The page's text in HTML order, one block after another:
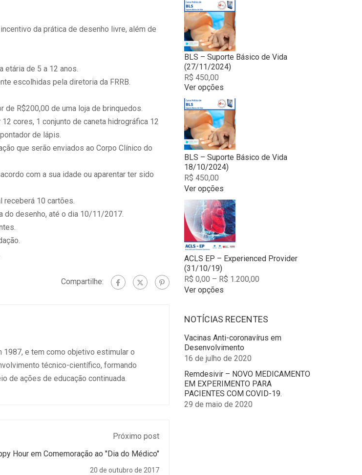
da prática de desenho livre, além de
etária de 5 a 12 anos.
escolhidas pela diretoria da FRRB.
de R$200,00 de uma loja de brinquedos.
cores, 1 conjunto de caneta hidrográfica 12
de lápis.
que serão enviados ao Corpo Clínico do
com a sua idade ou aparentar ter sido
receberá 10 cartões.
do desenho, até o dia 10/11/2017.
Compartilhe:
1987, e tem como objetivo estimular o
técnico-científico, formando
de ações de educação continuada.
Próximo post
Hour em Comemoração ao "Dia do Médico"
20 de outubro de 2017
BLS – Suporte Básico de Vida
(27/11/2024)
R$ 450,00
Ver opções
This
product
has
multiple
variants.
The
options
may
be
chosen
product
page
BLS – Suporte Básico de Vida
18/10/2024)
R$ 450,00
Ver opções
This
product
has
multiple
variants.
The
options
may
be
chosen
product
ACLS EP – Experienced Provider
(31/10/19)
R$ 0,00 – R$ 1.200,00
Ver opções
has
variants.
The
options
be
chosen
on
the
NOTÍCIAS RECENTES
Vacinas Anti-coronavírus em
Desenvolvimento
16 de julho de 2020
Remdesivir – NOVO MEDICAMENTO
EM EXPERIMENTO PARA
PACIENTES COM COVID-19.
29 de maio de 2020